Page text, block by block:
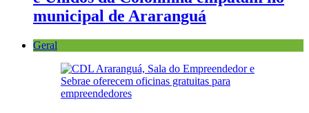
municipal de Araranguá
Geral